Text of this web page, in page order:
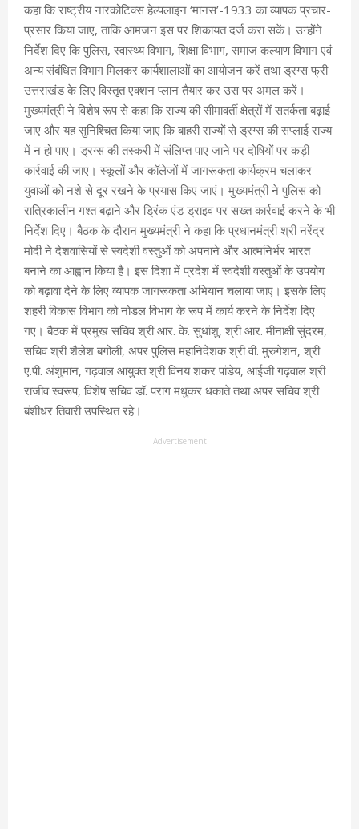
कहा कि राष्ट्रीय नारकोटिक्स हेल्पलाइन ‘मानस’-1933 का व्यापक प्रचार-
प्रसार किया जाए, ताकि आमजन इस पर शिकायत दर्ज करा सकें। उन्होंने
निर्देश दिए कि पुलिस, स्वास्थ्य विभाग, शिक्षा विभाग, समाज कल्याण विभाग एवं
अन्य संबंधित विभाग मिलकर कार्यशालाओं का आयोजन करें तथा ड्रग्स फ्री
उत्तराखंड के लिए विस्तृत एक्शन प्लान तैयार कर उस पर अमल करें।
मुख्यमंत्री ने विशेष रूप से कहा कि राज्य की सीमावर्ती क्षेत्रों में सतर्कता बढ़ाई
जाए और यह सुनिश्चित किया जाए कि बाहरी राज्यों से ड्रग्स की सप्लाई राज्य
में न हो पाए। ड्रग्स की तस्करी में संलिप्त पाए जाने पर दोषियों पर कड़ी
कार्रवाई की जाए। स्कूलों और कॉलेजों में जागरूकता कार्यक्रम चलाकर
युवाओं को नशे से दूर रखने के प्रयास किए जाएं। मुख्यमंत्री ने पुलिस को
रात्रिकालीन गश्त बढ़ाने और ड्रिंक एंड ड्राइव पर सख्त कार्रवाई करने के भी
निर्देश दिए। बैठक के दौरान मुख्यमंत्री ने कहा कि प्रधानमंत्री श्री नरेंद्र
मोदी ने देशवासियों से स्वदेशी वस्तुओं को अपनाने और आत्मनिर्भर भारत
बनाने का आह्वान किया है। इस दिशा में प्रदेश में स्वदेशी वस्तुओं के उपयोग
को बढ़ावा देने के लिए व्यापक जागरूकता अभियान चलाया जाए। इसके लिए
शहरी विकास विभाग को नोडल विभाग के रूप में कार्य करने के निर्देश दिए
गए। बैठक में प्रमुख सचिव श्री आर. के. सुधांशु, श्री आर. मीनाक्षी सुंदरम,
सचिव श्री शैलेश बगोली, अपर पुलिस महानिदेशक श्री वी. मुरुगेशन, श्री
ए.पी. अंशुमान, गढ़वाल आयुक्त श्री विनय शंकर पांडेय, आईजी गढ़वाल श्री
राजीव स्वरूप, विशेष सचिव डॉ. पराग मधुकर धकाते तथा अपर सचिव श्री
बंशीधर तिवारी उपस्थित रहे।
Advertisement